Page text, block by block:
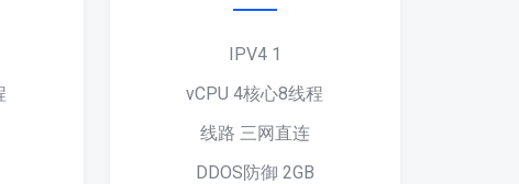
IPV4 1
vCPU 4核心8线程
线路 三网直连
DDOS防御 2GB